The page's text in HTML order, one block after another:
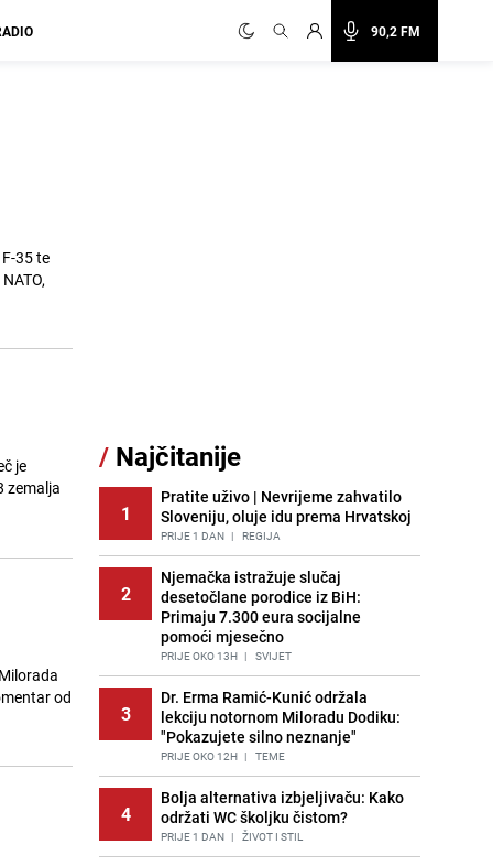
90,2 FM
35 te
je
zemalja
od
/ Najčitanije
1
Pratite uživo | Nevrijeme zahvatilo
Sloveniju, oluje idu prema Hrvatskoj
PRIJE 1 DAN | REGIJA
2
Njemačka istražuje slučaj
desetočlane porodice iz BiH:
Primaju 7.300 eura socijalne
pomoći mjesečno
PRIJE OKO 13H | SVIJET
3
Dr. Erma Ramić-Kunić održala
lekciju notornom Miloradu Dodiku:
"Pokazujete silno neznanje"
PRIJE OKO 12H | TEME
4
Bolja alternativa izbjeljivaču: Kako
održati WC školjku čistom?
PRIJE 1 DAN | ŽIVOT I STIL